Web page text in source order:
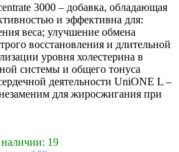
3000 – добавка, обладающая
и эффективна для:
веса; улучшение обмена
восстановления и длительной
уровня холестерина в
системы и общего тонуса
деятельности UniONE L –
для жиросжигания при
19